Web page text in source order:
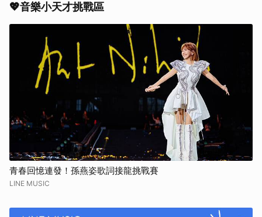
💖音樂小天才挑戰區
青春回憶連發！孫燕姿歌詞接龍挑戰賽
LINE MUSIC